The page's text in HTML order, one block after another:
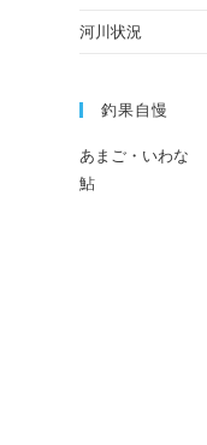
河川状況
釣果自慢
あまご・いわな
鮎